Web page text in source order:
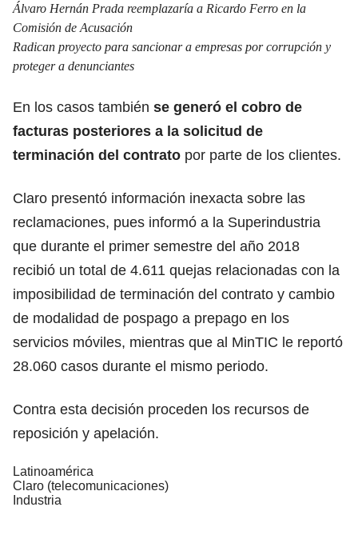
Álvaro Hernán Prada reemplazaría a Ricardo Ferro en la
Comisión de Acusación
Radican proyecto para sancionar a empresas por corrupción y
proteger a denunciantes
En los casos también se generó el cobro de
facturas posteriores a la solicitud de
terminación del contrato por parte de los clientes.
Claro presentó información inexacta sobre las
reclamaciones, pues informó a la Superindustria
que durante el primer semestre del año 2018
recibió un total de 4.611 quejas relacionadas con la
imposibilidad de terminación del contrato y cambio
de modalidad de pospago a prepago en los
servicios móviles, mientras que al MinTIC le reportó
28.060 casos durante el mismo periodo.
Contra esta decisión proceden los recursos de
reposición y apelación.
Latinoamérica
Claro (telecomunicaciones)
Industria